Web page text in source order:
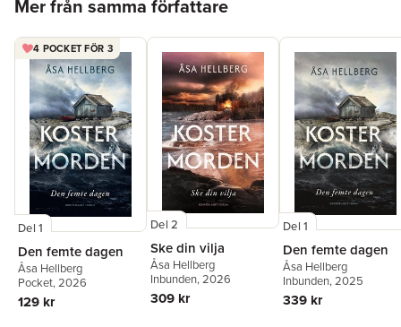
Mer från samma författare
4 POCKET FÖR 3
Del 1
Den femte dagen
Åsa Hellberg
Pocket, 2026
129 kr
Del 2
Ske din vilja
Åsa Hellberg
Inbunden, 2026
309 kr
Del 1
Den femte dagen
Åsa Hellberg
Inbunden, 2025
339 kr